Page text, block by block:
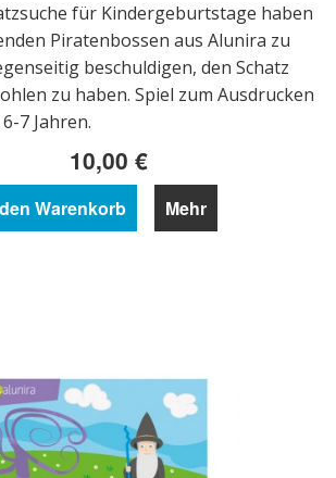
für Kindergeburtstage haben
Piratenbossen aus Alunira zu
beschuldigen, den Schatz
zu haben. Spiel zum Ausdrucken
7 Jahren.
10,00 €
Warenkorb Mehr